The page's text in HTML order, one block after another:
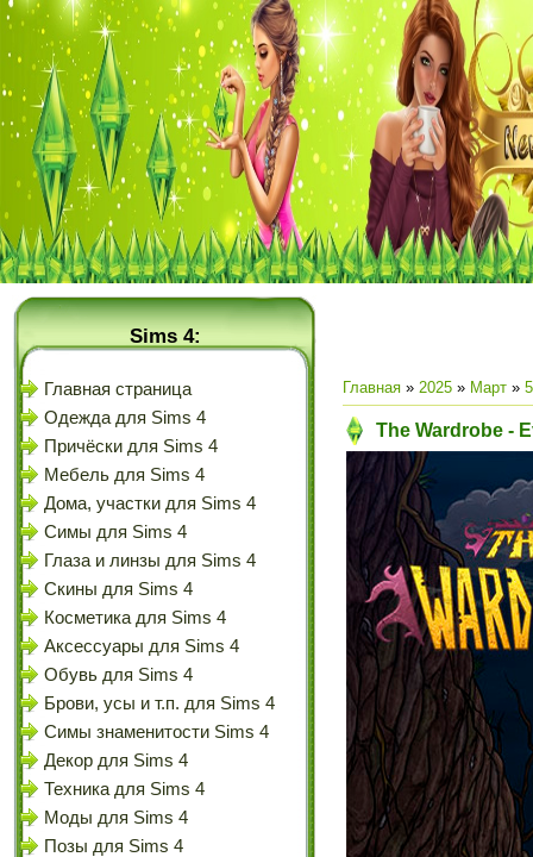
Sims 4:
Главная страница
Одежда для Sims 4
Причёски для Sims 4
Мебель для Sims 4
Дома, участки для Sims 4
Симы для Sims 4
Глаза и линзы для Sims 4
Скины для Sims 4
Косметика для Sims 4
Аксессуары для Sims 4
Обувь для Sims 4
Брови, усы и т.п. для Sims 4
Симы знаменитости Sims 4
Декор для Sims 4
Техника для Sims 4
Моды для Sims 4
Позы для Sims 4
Главная » 2025 » Март » 5
The Wardrobe -